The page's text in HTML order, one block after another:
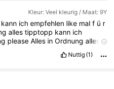
Kleur: Veel kleurig / Maat: 9Y
kann ichempfehlen like malf ü r
allestipptopp kann ich
pleaseAlles inOrdnungalles
Nuttig (1)